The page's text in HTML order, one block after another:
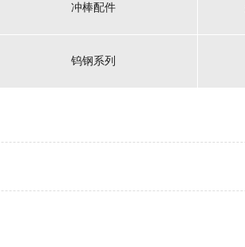
冲棒配件
钨钢系列